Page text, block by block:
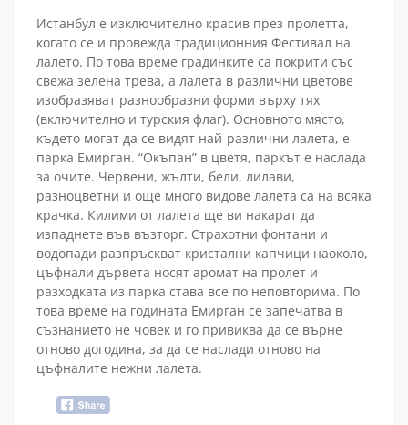
Истанбул е изключително красив през пролетта,
когато се и провежда традиционния Фестивал на
лалето. По това време градинките са покрити със
свежа зелена трева, а лалета в различни цветове
изобразяват разнообразни форми върху тях
(включително и турския флаг). Основното място,
където могат да се видят най-различни лалета, е
парка Емирган. “Окъпан” в цветя, паркът е наслада
за очите. Червени, жълти, бели, лилави,
разноцветни и още много видове лалета са на всяка
крачка. Килими от лалета ще ви накарат да
изпаднете във възторг. Страхотни фонтани и
водопади разпръскват кристални капчици наоколо,
цъфнали дървета носят аромат на пролет и
разходката из парка става все по неповторима. По
това време на годината Емирган се запечатва в
съзнанието не човек и го привиква да се върне
отново догодина, за да се наслади отново на
цъфналите нежни лалета.